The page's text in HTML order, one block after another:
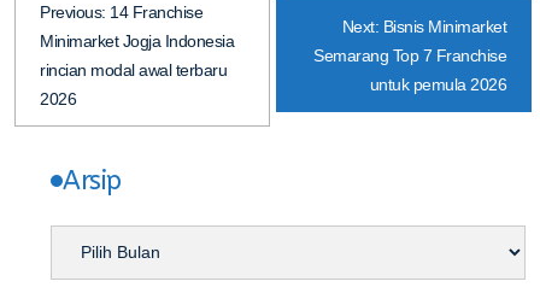
Previous: 14 Franchise
Minimarket Jogja Indonesia
rincian modal awal terbaru
2026
Next: Bisnis Minimarket
Semarang Top 7 Franchise
untuk pemula 2026
Arsip